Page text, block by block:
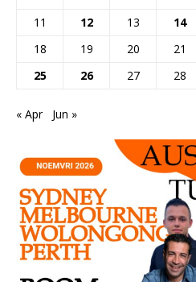
11
12 13 14
18
19 20 21
25
26 27 28
« Apr Jun »